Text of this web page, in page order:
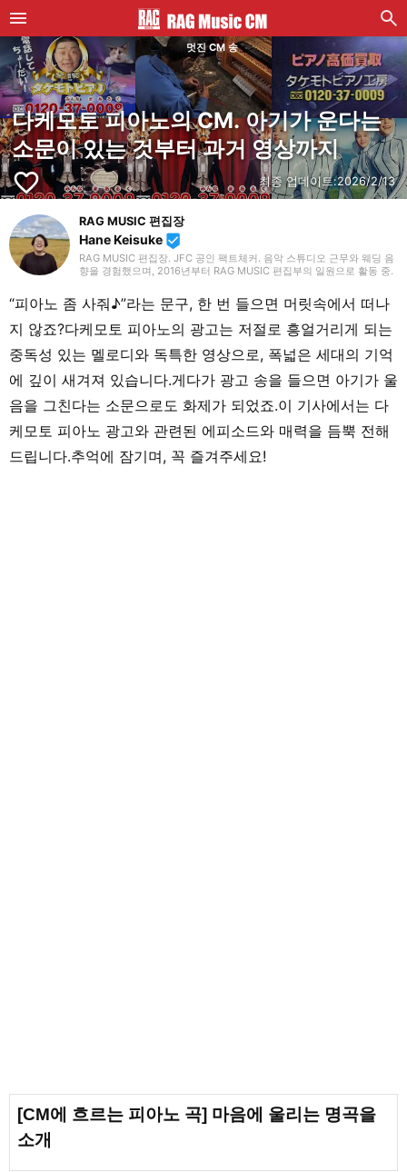
멋진 CM 송
다케모토 피아노의 CM. 아기가 운다는
소문이 있는 것부터 과거 영상까지
favorite_border 최종 업데이트:2026/2/13
RAG MUSIC 편집장
Hane Keisuke beenhere
RAG MUSIC 편집장. JFC 공인 팩트체커. 음악 스튜디오 근무와 웨딩 음
향을 경험했으며, 2016년부터 RAG MUSIC 편집부의 일원으로 활동 중.
후에는 밴드에서 드럼 등 다양한 악기를 경험. 각종 곡 소개 글을 비롯해,
각지의 음악 페스티벌 소개 기사와 라이브 리포트 등, 자신의 음악 활동
과 지금까지의 업무로 쌓아 온 경험을 바탕으로 매일 기사를 제작하고 있
습니다. 음악은 국내외 록은 물론, 최근에는 J-POP도 폭넓게 즐겨 듣습
니다.
“피아노 좀 사줘♪”라는 문구, 한 번 들으면 머릿속에서 떠나
지 않죠?다케모토 피아노의 광고는 저절로 흥얼거리게 되는
중독성 있는 멜로디와 독특한 영상으로, 폭넓은 세대의 기억
에 깊이 새겨져 있습니다.게다가 광고 송을 들으면 아기가 울
음을 그친다는 소문으로도 화제가 되었죠.이 기사에서는 다
케모토 피아노 광고와 관련된 에피소드와 매력을 듬뿍 전해
드립니다.추억에 잠기며, 꼭 즐겨주세요!
[CM에 흐르는 피아노 곡] 마음에 울리는 명곡을
소개